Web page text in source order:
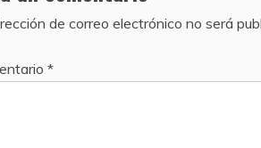
de correo electrónico no será
*